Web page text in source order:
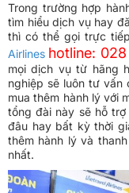
Trong trường hợp
tìm hiểu dịch vụ hay
thì có thể gọi trực
Airlines hotline:
mọi dịch vụ từ hãng
nghiệp sẽ luôn tư vấn
mua thêm hành lý với
tổng đài này sẽ hỗ
đâu hay bất kỳ thời
thêm hành lý và
nhất.